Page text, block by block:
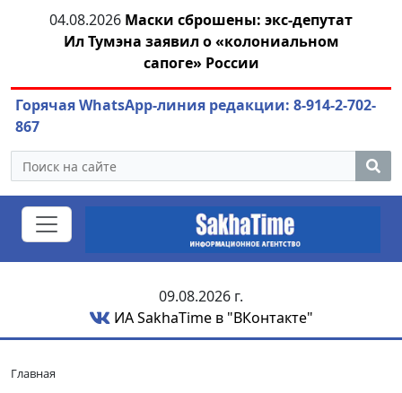
04.08.2026 Маски сброшены: экс-депутат
Ил Тумэна заявил о «колониальном
сапоге» России
Горячая WhatsApp-линия редакции: 8-914-2-702-
867
09.08.2026 г.
ИА SakhaTime в "ВКонтакте"
Главная